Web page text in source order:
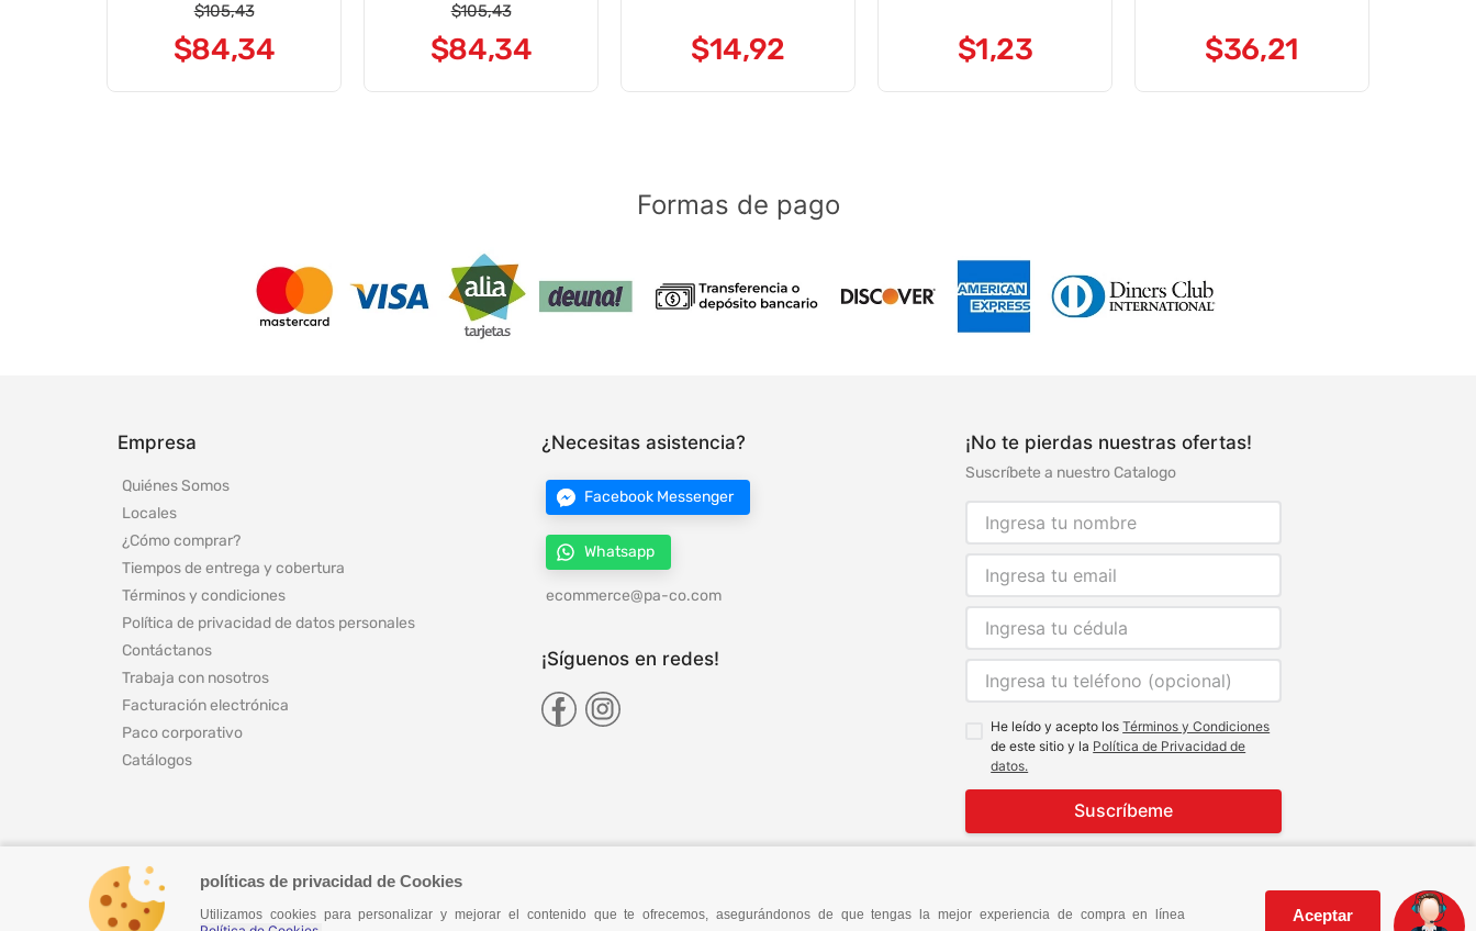
políticas de privacidad de Cookies
Utilizamos cookies para personalizar y mejorar el contenido que te ofrecemos, asegurándonos de que tengas la mejor experiencia de compra en línea Aceptar
$105,43
$84,34
$105,43
$84,34 $14,92 $1,23 $36,21
Formas de pago
Empresa
Quiénes Somos
Locales
¿Cómo comprar?
Tiempos de entrega y cobertura
Términos y condiciones
Política de privacidad de datos personales
Contáctanos
Trabaja con nosotros
Facturación electrónica
Paco corporativo
Catálogos
¿Necesitas asistencia?
Facebook Messenger
Whatsapp
ecommerce@pa-co.com
¡Síguenos en redes!
¡No te pierdas nuestras ofertas!
Suscríbete a nuestro Catalogo
He leído y acepto losTérminos y Condiciones
de este sitio y la Política de Privacidad de
datos.
Suscríbeme
© 2024 Todos los derechos reservados